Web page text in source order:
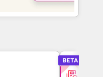
BETA